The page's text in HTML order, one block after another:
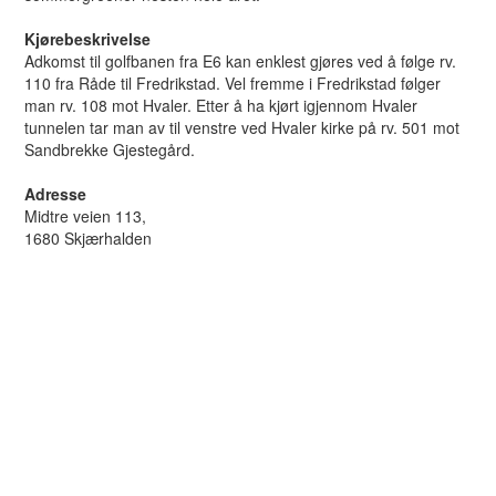
Kjørebeskrivelse
Adkomst til golfbanen fra E6 kan enklest gjøres ved å følge rv.
110 fra Råde til Fredrikstad. Vel fremme i Fredrikstad følger
man rv. 108 mot Hvaler. Etter å ha kjørt igjennom Hvaler
tunnelen tar man av til venstre ved Hvaler kirke på rv. 501 mot
Sandbrekke Gjestegård.
Adresse
Midtre veien 113,
1680 Skjærhalden